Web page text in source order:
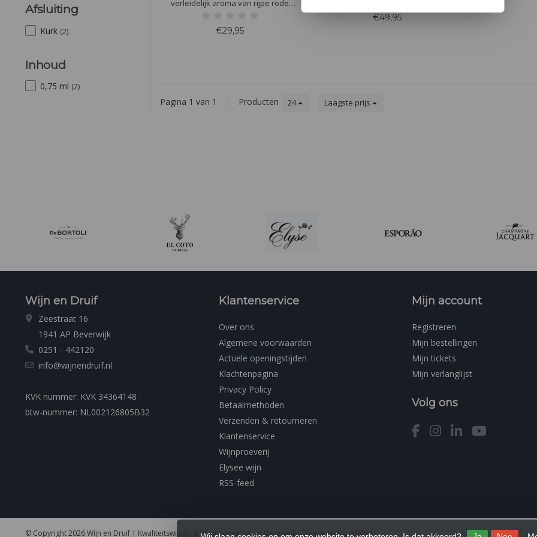
Afsluiting
Kurk (2)
Inhoud
0,75 ml (2)
verleidelijk aroma van rijpe rode
tonen en een hint van mineraliteit. In
€29,95
en vanille toe. Zachte tannines en
frisse zuren zorgen voor een
€49,95
Pagina 1 van 1 Producten 24 Laagste prijs
Wijn en Druif
Zeestraat 16
1941 AP Beverwijk
0251 - 442120
info@wijnendruif.nl
KVK nummer: KVK 34364148
btw-nummer: NL002126805B32
Klantenservice
Over ons
Algemene voorwaarden
Actuele openingstijden
Klachtenpagina
Privacy Policy
Betaalmethoden
Verzenden & retourneren
Klantenservice
Wijnproeverij
Elysee wijn
RSS-feed
Mijn account
Registreren
Mijn bestellingen
Mijn tickets
Mijn verlanglijst
Volg ons
© Copyright 2026 Wijn en Druif | Kwaliteitswijnen & Wijnproeverijen in Beverwijk- Theme byFrontlabel-